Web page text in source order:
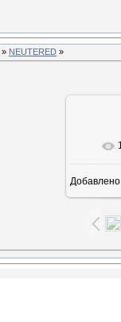
» NEUTERED »
В
Добавлено